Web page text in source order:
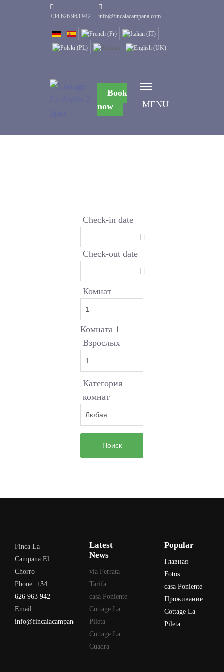
+34 626 963 942 info@fincalacampana.com
MENU
Book
now
Check-in date
Check-out date
Комнат
Комната 1
Взрослых
Категория
комнат
Поиск
Finca La
Campana El
Chorro
Phone: +34
626 963 942
Email:
info@fincalacampana.com
Latest
News
via Ferrata
Tarifa
casa Poniente
Cottage La
Pileta
Cottage La
Cuadra
Popular
Главная
Fotos
casa Poniente
Проживание
Cottage La
Pileta